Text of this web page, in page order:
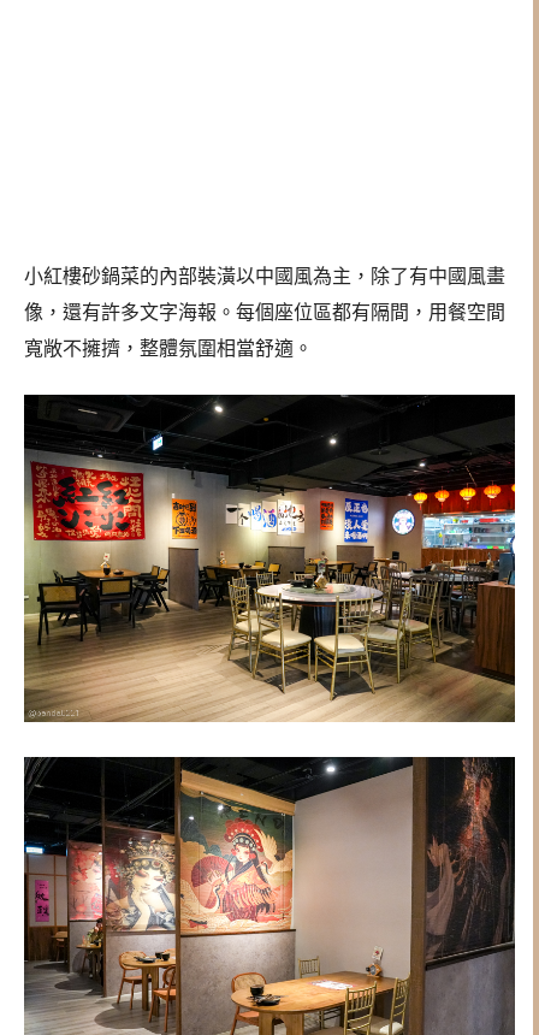
小紅樓砂鍋菜的內部裝潢以中國風為主，除了有中國風畫
像，還有許多文字海報。每個座位區都有隔間，用餐空間
寬敞不擁擠，整體氛圍相當舒適。